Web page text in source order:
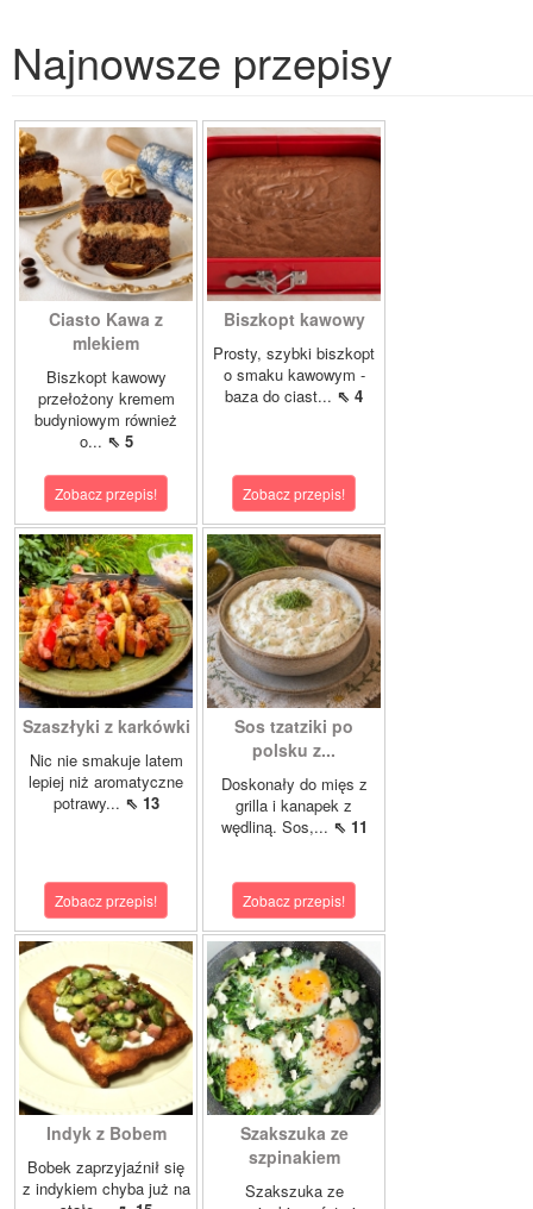
Najnowsze przepisy
Ciasto Kawa z
mlekiem
Biszkopt kawowy
przełożony kremem
budyniowym również
o... ⇖ 5
Zobacz przepis!
Biszkopt kawowy
Prosty, szybki biszkopt
o smaku kawowym -
baza do ciast... ⇖ 4
Zobacz przepis!
Szaszłyki z karkówki
Nic nie smakuje latem
lepiej niż aromatyczne
potrawy... ⇖ 13
Zobacz przepis!
Sos tzatziki po
polsku z...
Doskonały do mięs z
grilla i kanapek z
wędliną. Sos,... ⇖ 11
Zobacz przepis!
Indyk z Bobem
Bobek zaprzyjaźnił się
z indykiem chyba już na
Szakszuka ze
szpinakiem
Szakszuka ze